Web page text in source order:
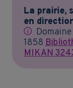
La prairie,
en
1858
MIKAN